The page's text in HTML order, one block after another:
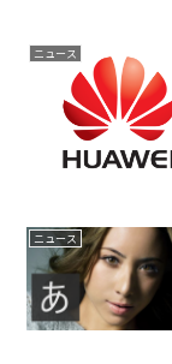
ニュース
ニュース